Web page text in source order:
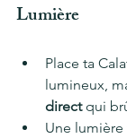
Lumière
Place ta
lumineux,
direct qui
Une